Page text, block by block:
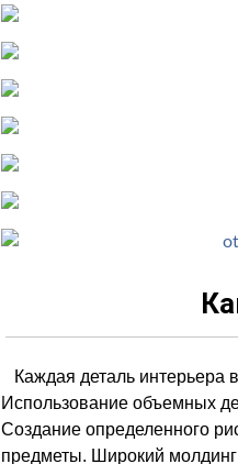
Каждая деталь интерьера
Использование объемных
Создание определенного
предметы. Широкий